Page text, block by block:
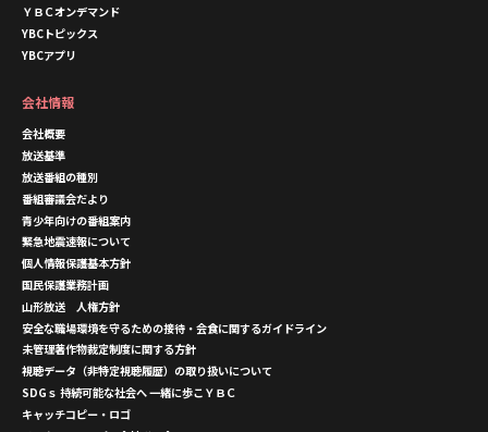
ＹＢＣオンデマンド
YBCトピックス
YBCアプリ
会社情報
会社概要
放送基準
放送番組の種別
番組審議会だより
青少年向けの番組案内
緊急地震速報について
個人情報保護基本方針
国民保護業務計画
山形放送 人権方針
安全な職場環境を守るための接待・会食に関するガイドライン
未管理著作物裁定制度に関する方針
視聴データ（非特定視聴履歴）の取り扱いについて
SDGｓ 持続可能な社会へ 一緒に歩こＹＢＣ
キャッチコピー・ロゴ